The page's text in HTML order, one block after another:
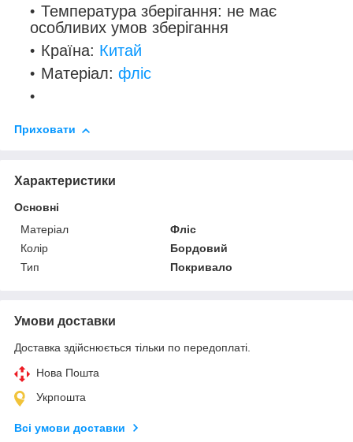
Температура зберігання: не має
особливих умов зберігання
Країна: Китай
Матеріал: фліс
Приховати
Характеристики
Основні
Матеріал
Фліс
Колір
Бордовий
Тип
Покривало
Умови доставки
Доставка здійснюється тільки по передоплаті.
Нова Пошта
Укрпошта
Всі умови доставки